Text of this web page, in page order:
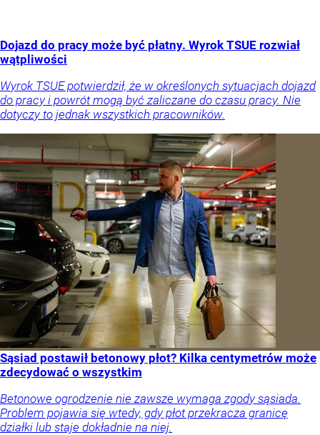
Dojazd do pracy może być płatny. Wyrok TSUE rozwiał
wątpliwości
Wyrok TSUE potwierdził, że w określonych sytuacjach dojazd
do pracy i powrót mogą być zaliczane do czasu pracy. Nie
dotyczy to jednak wszystkich pracowników.
Sąsiad postawił betonowy płot? Kilka centymetrów może
zdecydować o wszystkim
Betonowe ogrodzenie nie zawsze wymaga zgody sąsiada.
Problem pojawia się wtedy, gdy płot przekracza granicę
działki lub staje dokładnie na niej.